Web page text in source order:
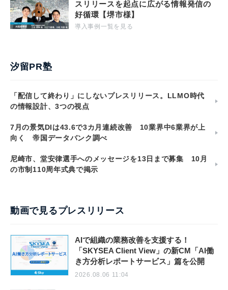
スリリースを起点に広がる情報発信の
好循環【堺市様】
導入事例一覧を見る
汐留PR塾
「配信して終わり」にしないプレスリリース。LLMO時代
の情報設計、3つの視点
7月の景気DIは43.6で3カ月連続改善 10業界中6業界が上
向く 帝国データバンク調べ
尼崎市、堂安律選手へのメッセージを13日まで募集 10月
の市制110周年式典で掲示
動画で見るプレスリリース
AIで組織の業務改善を支援する！
「SKYSEA Client View」の新CM「AI働
き方分析レポートサービス」篇を公開
2026.08.06 11:04